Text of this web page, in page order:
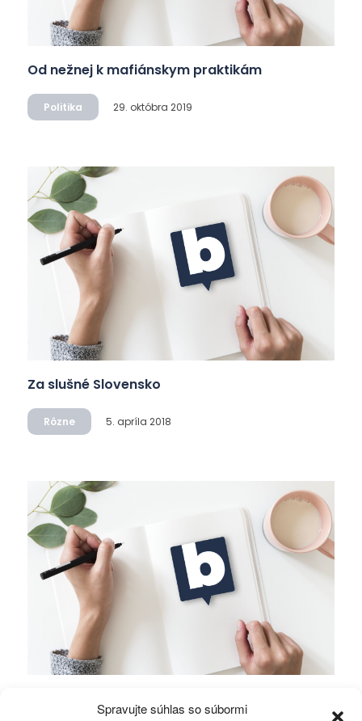
Spravujte súhlas so súbormi
Od nežnej k mafiánskym praktikám
Politika 29. októbra 2019
Za slušné Slovensko
Rôzne 5. apríla 2018